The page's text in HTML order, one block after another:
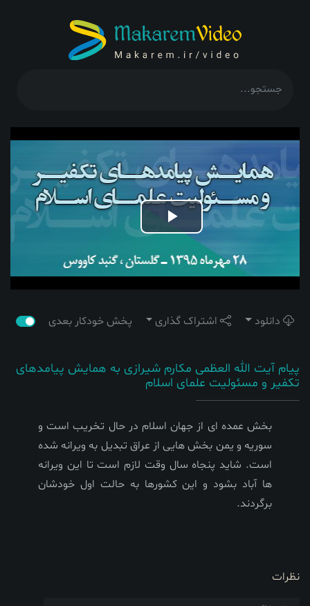
Play
Video
دانلود اشتراک گذاری پخش خودکار بعدی
پیام آیت الله العظمی مکارم شیرازی به همایش پیامدهای
تکفیر و مسئولیت علمای اسلام
بخش عمده ای از جهان اسلام در حال تخریب است و
سوریه و یمن بخش هایی از عراق تبدیل به ویرانه شده
است. شاید پنجاه سال وقت لازم است تا این ویرانه
ها آباد بشود و این کشورها به حالت اول خودشان
برگردند.
نظرات